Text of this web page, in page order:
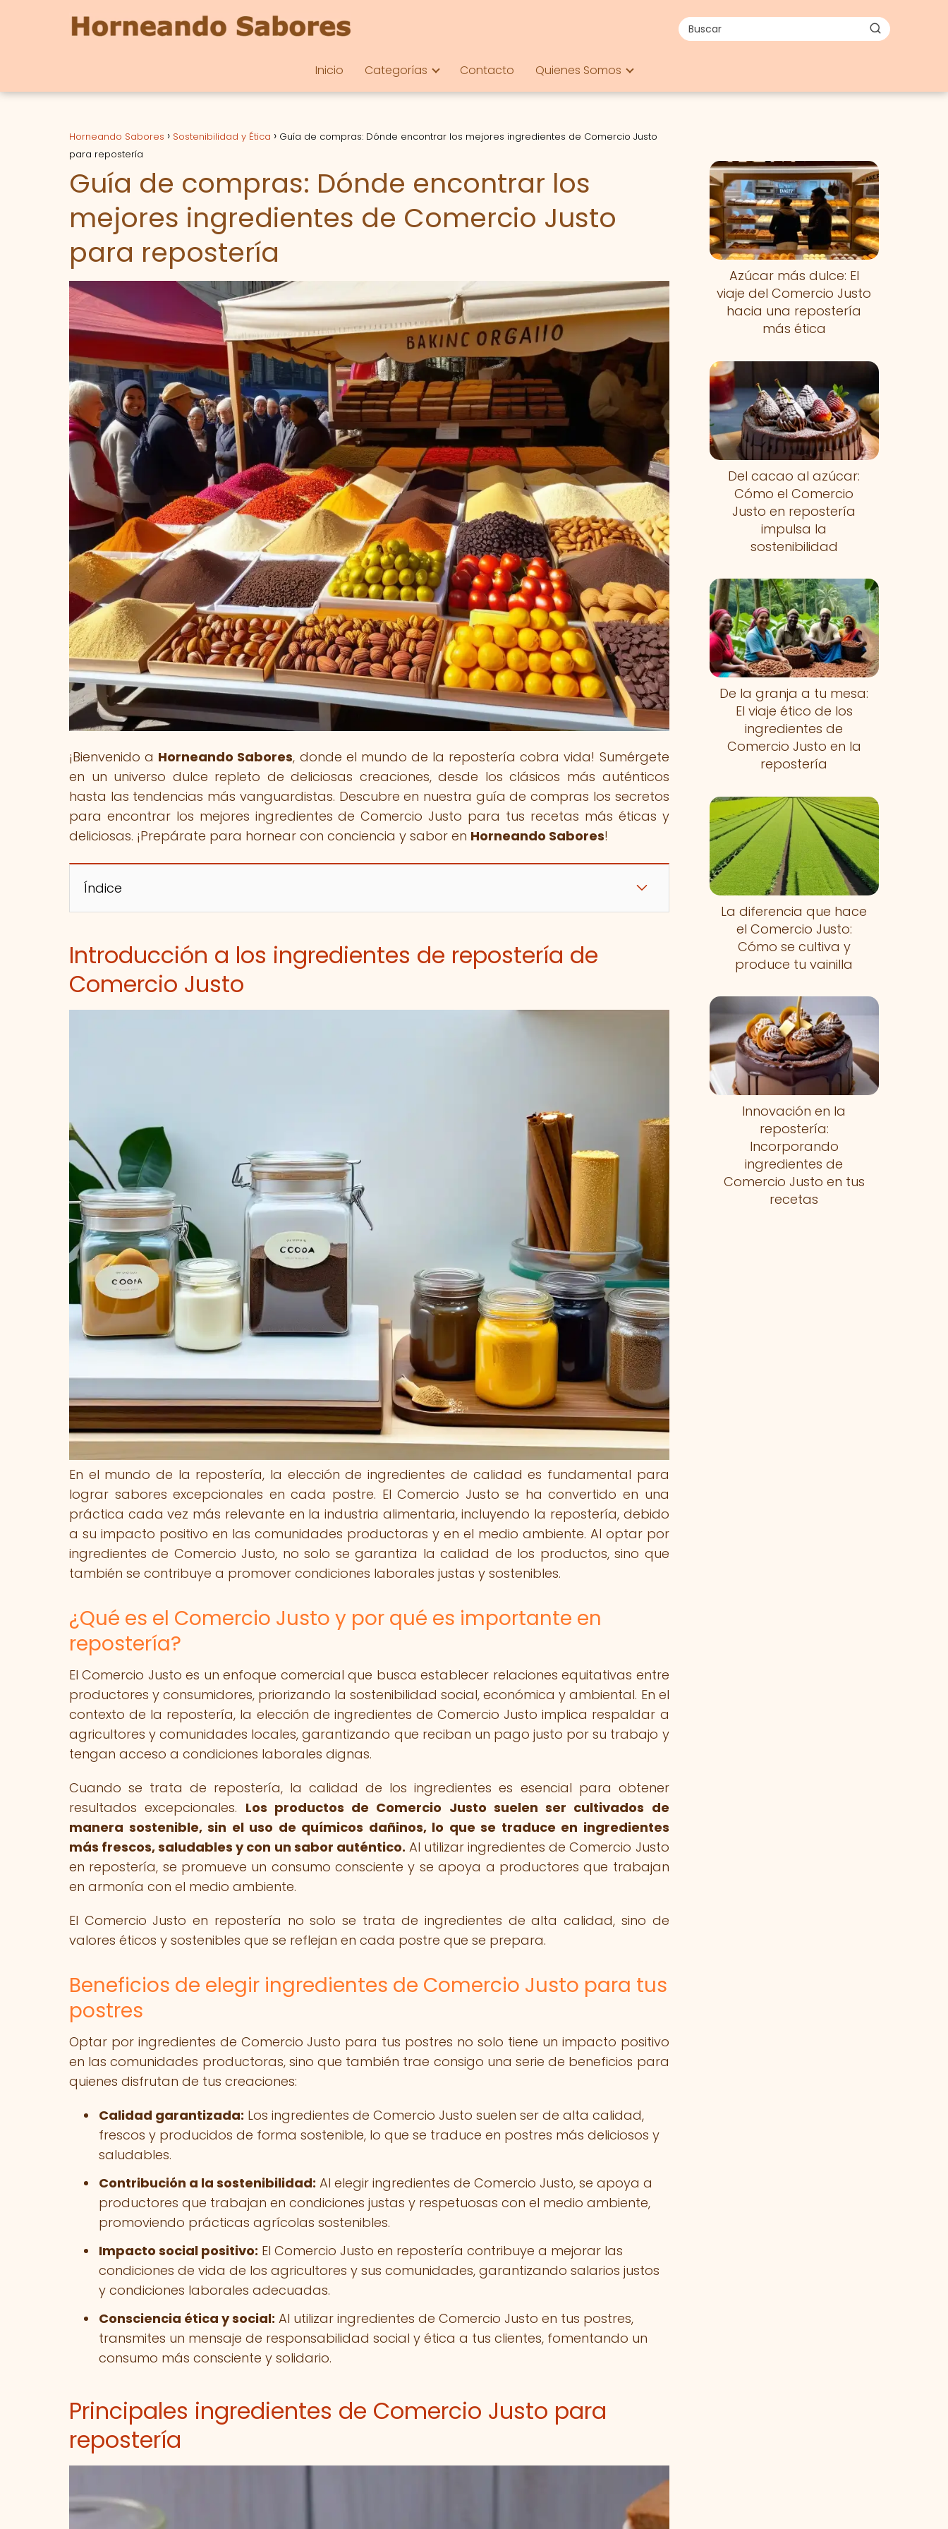
Inicio Categorías Contacto Quienes Somos
Horneando Sabores Sostenibilidad y Ética
Guía de compras: Dónde encontrar los mejores ingredientes de Comercio Justo
para repostería
Guía de compras: Dónde encontrar los
mejores ingredientes de Comercio Justo
para repostería
¡Bienvenido a Horneando Sabores, donde el mundo de la repostería cobra vida! Sumérgete
en un universo dulce repleto de deliciosas creaciones, desde los clásicos más auténticos
hasta las tendencias más vanguardistas. Descubre en nuestra guía de compras los secretos
para encontrar los mejores ingredientes de Comercio Justo para tus recetas más éticas y
deliciosas. ¡Prepárate para hornear con conciencia y sabor en Horneando Sabores!
Índice
Introducción a los ingredientes de repostería de
Comercio Justo
En el mundo de la repostería, la elección de ingredientes de calidad es fundamental para
lograr sabores excepcionales en cada postre. El Comercio Justo se ha convertido en una
práctica cada vez más relevante en la industria alimentaria, incluyendo la repostería, debido
a su impacto positivo en las comunidades productoras y en el medio ambiente. Al optar por
ingredientes de Comercio Justo, no solo se garantiza la calidad de los productos, sino que
también se contribuye a promover condiciones laborales justas y sostenibles.
¿Qué es el Comercio Justo y por qué es importante en
repostería?
El Comercio Justo es un enfoque comercial que busca establecer relaciones equitativas entre
productores y consumidores, priorizando la sostenibilidad social, económica y ambiental. En el
contexto de la repostería, la elección de ingredientes de Comercio Justo implica respaldar a
agricultores y comunidades locales, garantizando que reciban un pago justo por su trabajo y
tengan acceso a condiciones laborales dignas.
Cuando se trata de repostería, la calidad de los ingredientes es esencial para obtener
resultados excepcionales. Los productos de Comercio Justo suelen ser cultivados de
manera sostenible, sin el uso de químicos dañinos, lo que se traduce en ingredientes
más frescos, saludables y con un sabor auténtico. Al utilizar ingredientes de Comercio Justo
en repostería, se promueve un consumo consciente y se apoya a productores que trabajan
en armonía con el medio ambiente.
El Comercio Justo en repostería no solo se trata de ingredientes de alta calidad, sino de
valores éticos y sostenibles que se reflejan en cada postre que se prepara.
Beneficios de elegir ingredientes de Comercio Justo para tus
postres
Optar por ingredientes de Comercio Justo para tus postres no solo tiene un impacto positivo
en las comunidades productoras, sino que también trae consigo una serie de beneficios para
quienes disfrutan de tus creaciones:
Calidad garantizada: Los ingredientes de Comercio Justo suelen ser de alta calidad,
frescos y producidos de forma sostenible, lo que se traduce en postres más deliciosos y
saludables.
Contribución a la sostenibilidad: Al elegir ingredientes de Comercio Justo, se apoya a
productores que trabajan en condiciones justas y respetuosas con el medio ambiente,
promoviendo prácticas agrícolas sostenibles.
Impacto social positivo: El Comercio Justo en repostería contribuye a mejorar las
condiciones de vida de los agricultores y sus comunidades, garantizando salarios justos
y condiciones laborales adecuadas.
Consciencia ética y social: Al utilizar ingredientes de Comercio Justo en tus postres,
transmites un mensaje de responsabilidad social y ética a tus clientes, fomentando un
consumo más consciente y solidario.
Principales ingredientes de Comercio Justo para
repostería
Nuevo
Azúcar más dulce: El
viaje del Comercio Justo
hacia una repostería
más ética
Del cacao al azúcar:
Cómo el Comercio
Justo en repostería
impulsa la
sostenibilidad
De la granja a tu mesa:
El viaje ético de los
ingredientes de
Comercio Justo en la
repostería
La diferencia que hace
el Comercio Justo:
Cómo se cultiva y
produce tu vainilla
Innovación en la
repostería:
Incorporando
ingredientes de
Comercio Justo en tus
recetas